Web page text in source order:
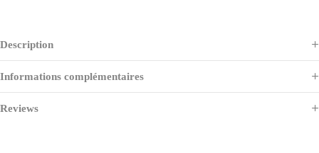
Description
Informations complémentaires
Reviews